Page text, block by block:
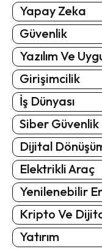
Yapay Zeka
Güvenlik
Yazılım Ve
Girişimcilik
İş Dünyası
Siber Güvenlik
Dijital
Elektrikli Araç
Yenilenebilir
Kripto Ve
Yatırım